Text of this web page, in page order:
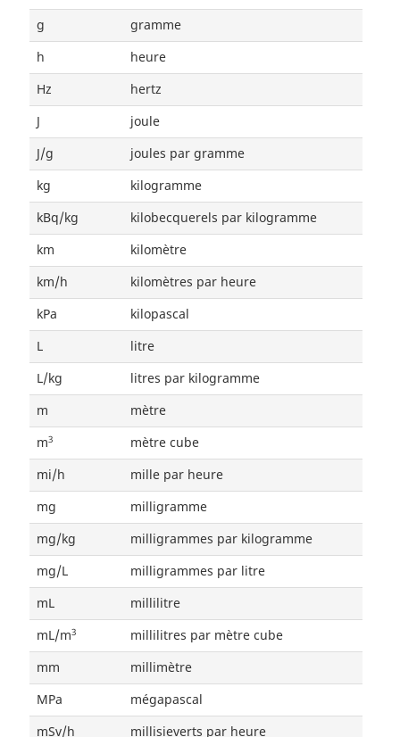
g
gramme
h
heure
Hz
hertz
J
joule
J/g
joules par gramme
kg
kilogramme
kBq/kg
kilobecquerels par kilogramme
km
kilomètre
km/h
kilomètres par heure
kPa
kilopascal
L
litre
L/kg
litres par kilogramme
m
mètre
m3
mètre cube
mi/h
mille par heure
mg
milligramme
mg/kg
milligrammes par kilogramme
mg/L
milligrammes par litre
mL
millilitre
mL/m3
millilitres par mètre cube
mm
millimètre
MPa
mégapascal
mSv/h
millisieverts par heure